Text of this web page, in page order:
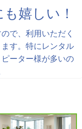
嬉しい！
で、利用いただく
す。特にレンタル
ーター様が多いの